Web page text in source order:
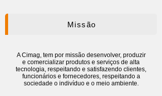
Missão
A Cimag, tem por missão desenvolver, produzir
e comercializar produtos e serviços de alta
tecnologia, respeitando e satisfazendo clientes,
funcionários e fornecedores, respeitando a
sociedade o indivíduo e o meio ambiente.